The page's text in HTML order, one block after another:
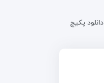
دانلود پکیج